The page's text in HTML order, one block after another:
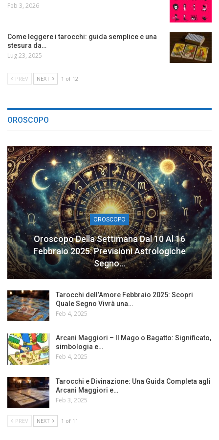
Feb 3, 2026
Come leggere i tarocchi: guida semplice e una
stesura da…
Lug 23, 2025
PREV NEXT 1 of 12
OROSCOPO
OROSCOPO
Oroscopo Della Settimana Dal 10 Al 16
Febbraio 2025: Previsioni Astrologiche
Segno…
Tarocchi dell’Amore Febbraio 2025: Scopri
Quale Segno Vivrà una…
Feb 4, 2025
Arcani Maggiori – Il Mago o Bagatto: Significato,
simbologia e…
Feb 4, 2025
Tarocchi e Divinazione: Una Guida Completa agli
Arcani Maggiori e…
Feb 3, 2025
PREV NEXT 1 of 11